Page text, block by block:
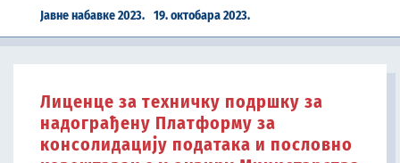
Јавне набавке 2023. 19. октобара 2023.
Лиценце за техничку подршку за
надограђену Платформу за
консолидацију података и пословно